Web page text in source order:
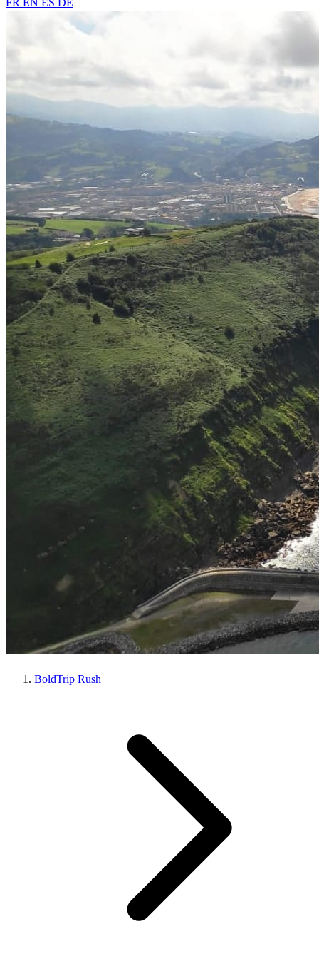
FR EN ES DE
BoldTrip Rush